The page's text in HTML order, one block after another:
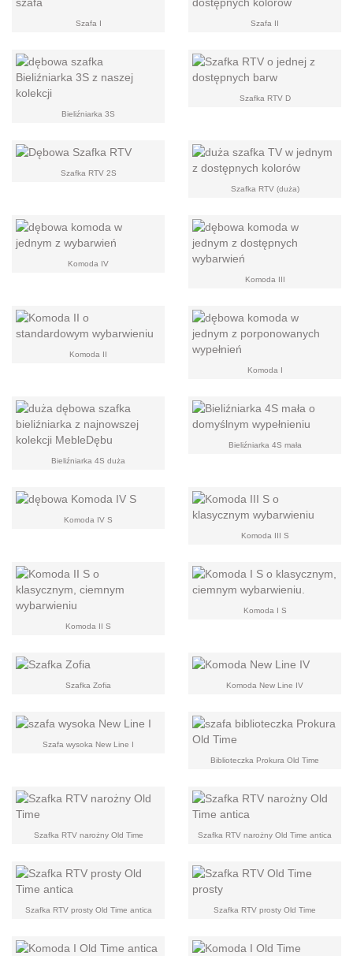
Szafa I Szafa II
Bieliźniarka 3S
Szafka RTV D
Szafka RTV 2S
Szafka RTV (duża)
Komoda IV
Komoda III
Komoda II
Komoda I
Bieliźniarka 4S duża
Bieliźniarka 4S mała
Komoda IV S
Komoda III S
Komoda II S
Komoda I S
Szafka Zofia Komoda New Line IV
Szafa wysoka New Line I
Biblioteczka Prokura Old Time
Szafka RTV narożny Old Time Szafka RTV narożny Old Time antica
Szafka RTV prosty Old Time antica Szafka RTV prosty Old Time